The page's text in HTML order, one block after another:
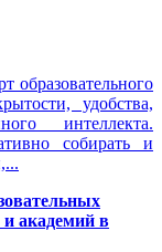
образовательного
удобства,
интеллекта.
собирать и
и академий в